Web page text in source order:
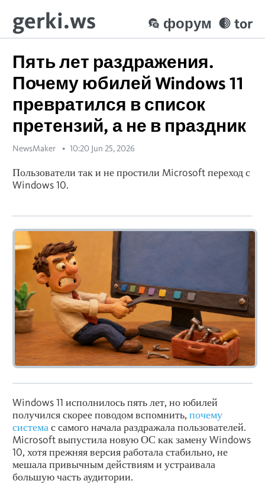
gerki.ws tor
форум
Пять лет раздражения.
Почему юбилей Windows 11
превратился в список
претензий, а не в праздник
NewsMaker 10:20 Jun 25, 2026
Пользователи так и не простили Microsoft переход с
Windows 10.
Windows 11 исполнилось пять лет, но юбилей
получился скорее поводом вспомнить, почему
системас самого начала раздражала пользователей.
Microsoft выпустила новую ОС как замену Windows
10, хотя прежняя версия работала стабильно, не
мешала привычным действиям и устраивала
большую часть аудитории.